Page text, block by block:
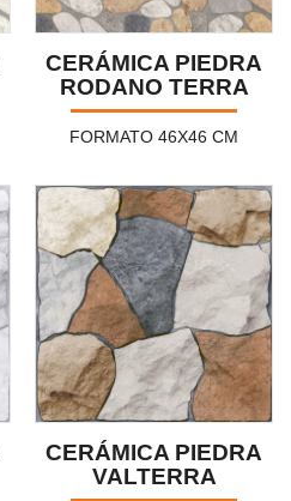
CERÁMICA PIEDRA
RODANO TERRA
FORMATO 46X46 CM
CERÁMICA PIEDRA
VALTERRA